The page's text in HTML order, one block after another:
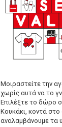
Μοιραστείτε την
χωρίς αυτά να το
Επιλέξτε το δώρο
Κουκάκι, κοντά
αναλαμβάνουμε τα